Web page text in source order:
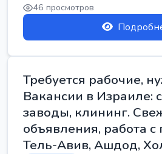
46 просмотров
Требуется рабочие,
Вакансии в Израиле:
заводы, клининг.
объявления, работа с
Тель-Авив, Ашдод,